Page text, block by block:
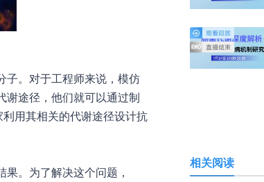
子。对于工程师来说，模仿
谢途径，他们就可以通过制
用其相关的代谢途径设计抗
。为了解决这个问题，
相关阅读